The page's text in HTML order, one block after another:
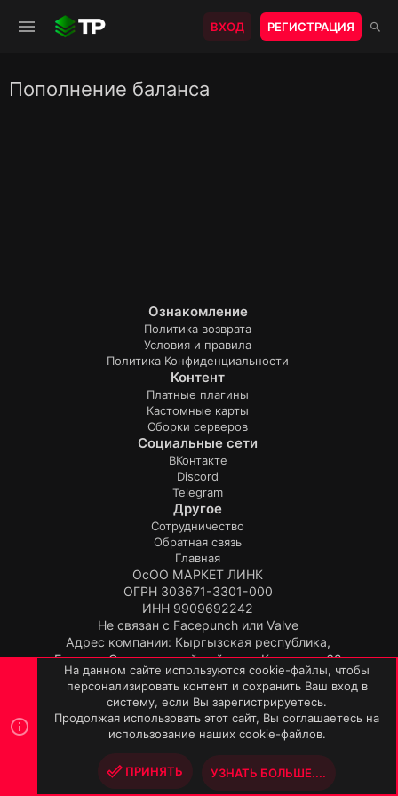
ВХОД РЕГИСТРАЦИЯ
Пополнение баланса
Ознакомление
Политика возврата
Условия и правила
Политика Конфиденциальности
Контент
Платные плагины
Кастомные карты
Сборки серверов
Социальные сети
ВКонтакте
Discord
Telegram
Другое
Сотрудничество
Обратная связь
Главная
ОсОО МАРКЕТ ЛИНК
ОГРН 303671-3301-000
ИНН 9909692242
Не связан с Facepunch или Valve
Адрес компании: Кыргызская республика,
Бишкек, Свердловский район, ул.Киевская, 62
Продукт:TopPlugin
© TopPlugin 2019-2026.
R
S
S
На данном сайте используются cookie-файлы, чтобы
персонализировать контент и сохранить Ваш вход в
систему, если Вы зарегистрируетесь.
Продолжая использовать этот сайт, Вы соглашаетесь на
использование наших cookie-файлов.
ПРИНЯТЬ УЗНАТЬ БОЛЬШЕ....